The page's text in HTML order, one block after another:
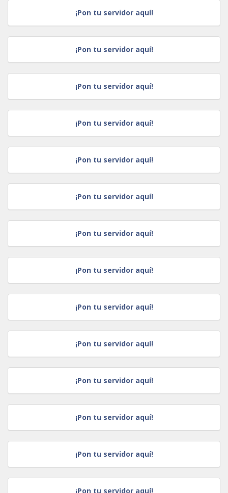
¡Pon tu servidor aquí!
¡Pon tu servidor aquí!
¡Pon tu servidor aquí!
¡Pon tu servidor aquí!
¡Pon tu servidor aquí!
¡Pon tu servidor aquí!
¡Pon tu servidor aquí!
¡Pon tu servidor aquí!
¡Pon tu servidor aquí!
¡Pon tu servidor aquí!
¡Pon tu servidor aquí!
¡Pon tu servidor aquí!
¡Pon tu servidor aquí!
¡Pon tu servidor aquí!